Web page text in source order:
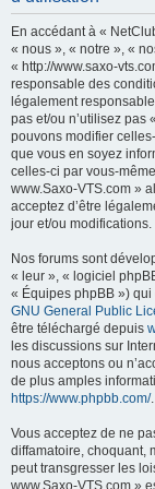
En accédant à «
« nous », « notre », «
« http://www.saxo-
responsable des
légalement
pas et/ou n’utilisez pas
pouvons modifier
que vous en soyez
celles-ci par vous-
www.Saxo-VTS.com »
acceptez d’être
jour et/ou modifications.
Nos forums sont
« leur », « logiciel
« Équipes phpBB »)
GNU General Public
être téléchargé depuis
les discussions sur
nous acceptons ou
de plus amples
https://www.phpbb.com/.
Vous acceptez de ne
diffamatoire, choquant,
peut transgresser les
www.Saxo-VTS.com »